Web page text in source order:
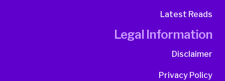
Latest Reads
Legal Information
Disclaimer
Privacy Policy